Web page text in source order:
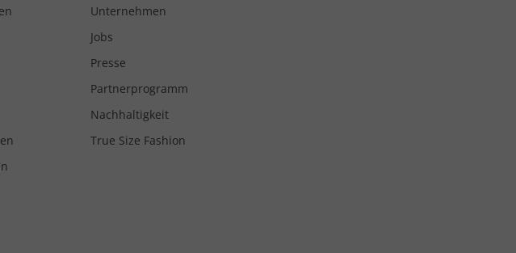
Unternehmen
Jobs
Presse
Partnerprogramm
Nachhaltigkeit
True Size Fashion